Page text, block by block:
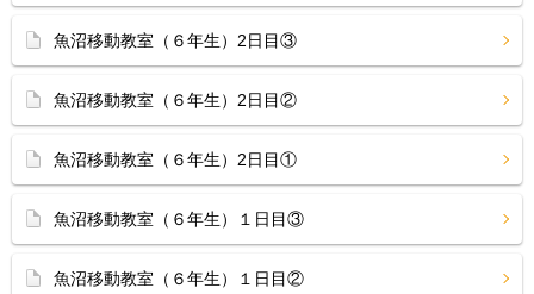
魚沼移動教室（６年生）2日目③
魚沼移動教室（６年生）2日目②
魚沼移動教室（６年生）2日目①
魚沼移動教室（６年生）１日目③
魚沼移動教室（６年生）１日目②